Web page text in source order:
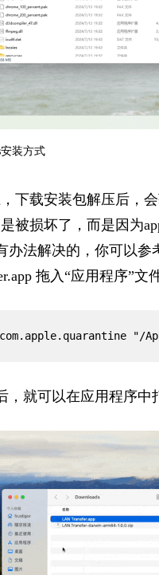
安装方式
下载安装包解压后，
被损坏了，而是因 为
办法解决的，你可以参
拖入“应用程序”文
"/
，就可以在应用程序中